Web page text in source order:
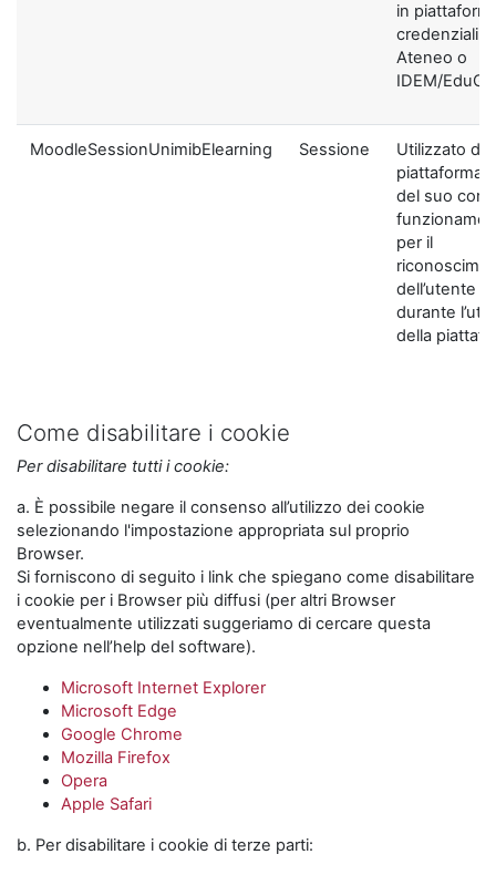
in
credenziali di
Ateneo o
IDEM/
MoodleSessionUnimibElearning Sessione
Utilizzato
piattaforma
del suo
per il
dell’utente
durante
della
Come disabilitare i cookie
Per disabilitare tutti i cookie:
a. È possibile negare il consenso all’utilizzo dei cookie
selezionando l'impostazione appropriata sul proprio
Browser.
Si forniscono di seguito i link che spiegano come disabilitare
i cookie per i Browser più diffusi (per altri Browser
eventualmente utilizzati suggeriamo di cercare questa
opzione nell’help del software).
Microsoft Internet Explorer
Microsoft Edge
Google Chrome
Mozilla Firefox
Opera
Apple Safari
b. Per disabilitare i cookie di terze parti: